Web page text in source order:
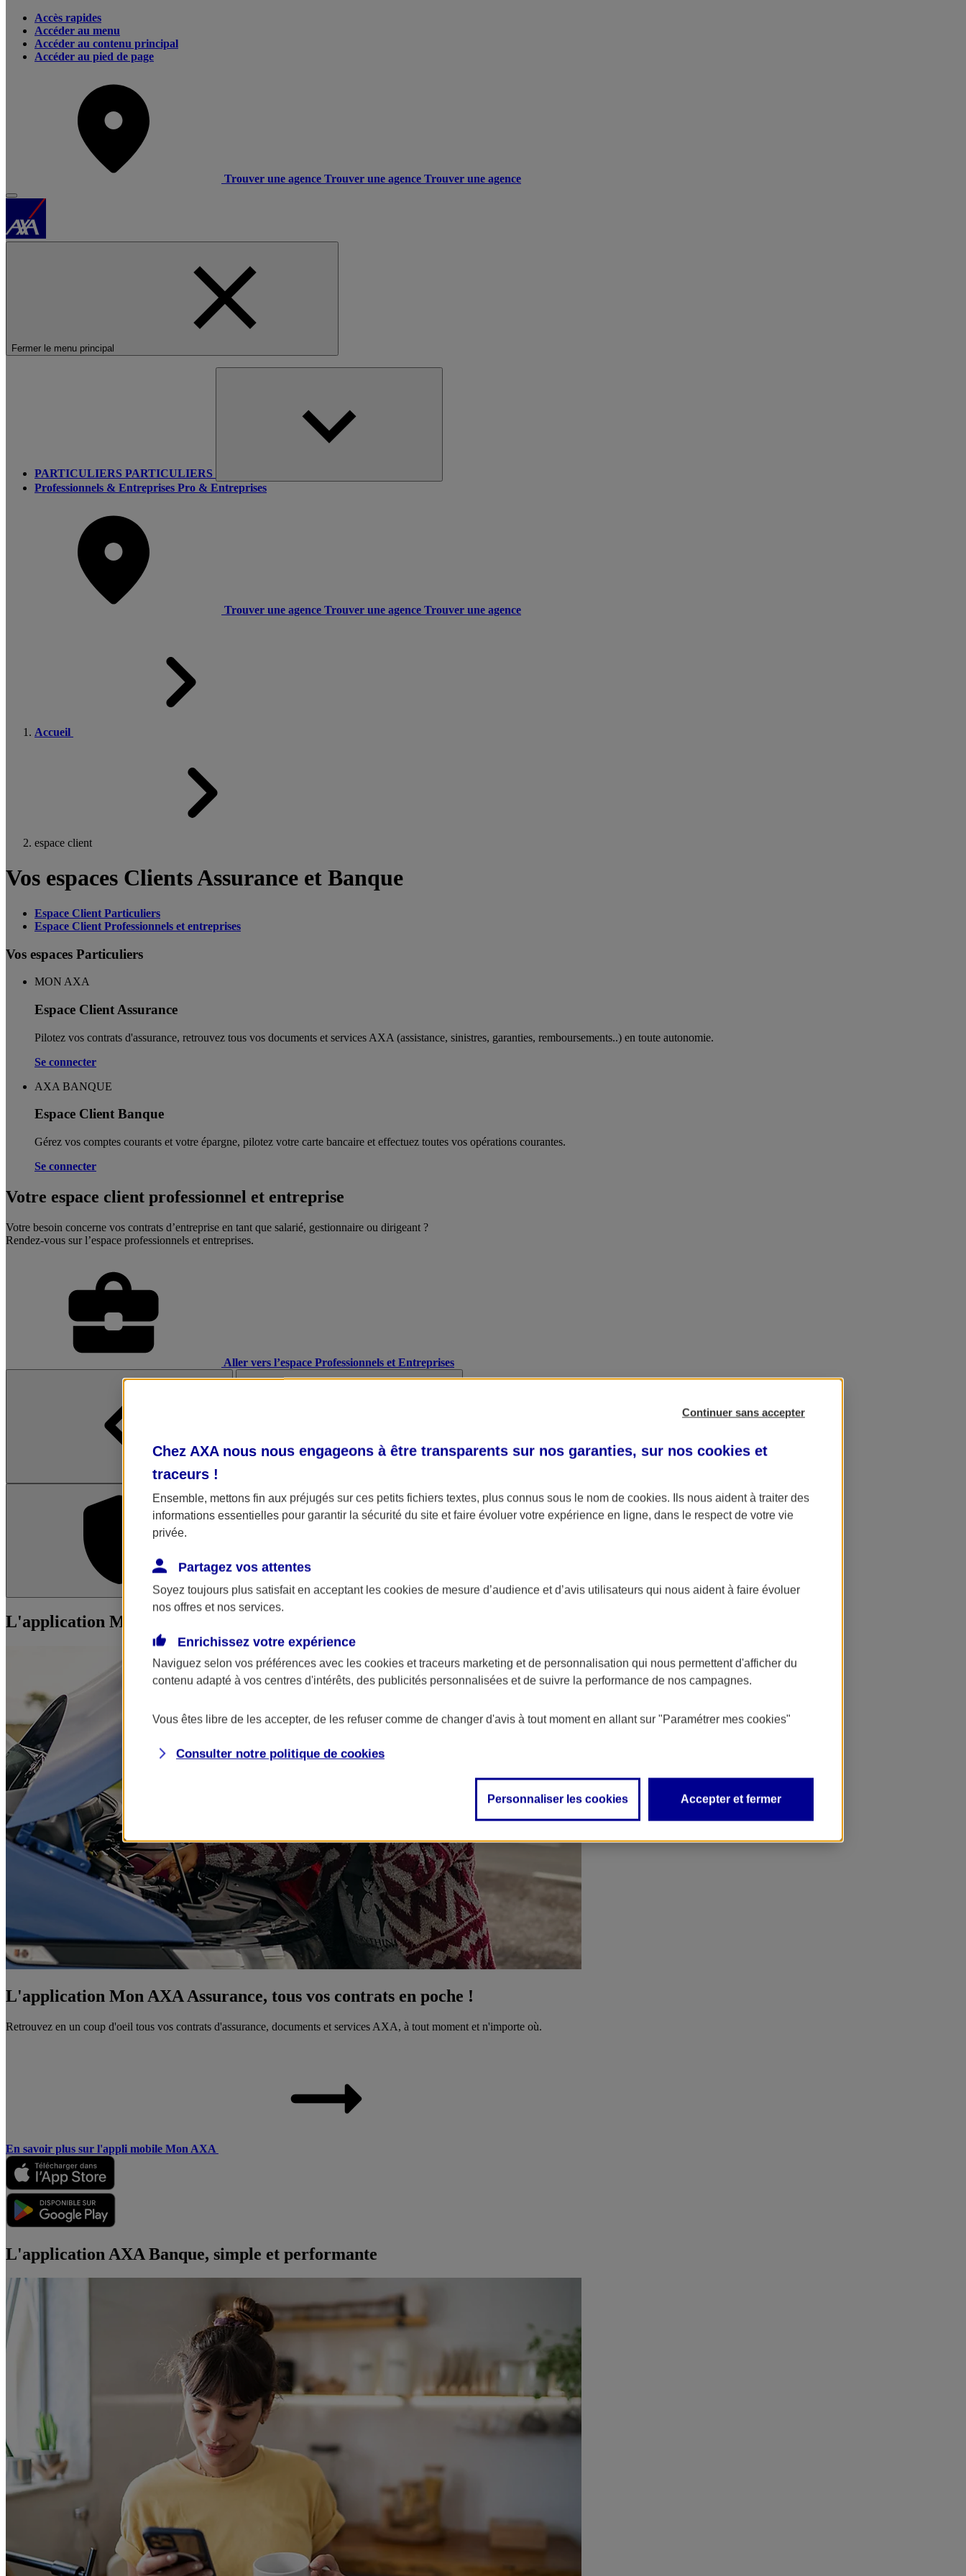
Accès rapides
Accéder au menu
Accéder au contenu principal
Accéder au pied de page
Trouver une agence Trouver une agence Trouver une agence
Fermer le menu principal
PARTICULIERS PARTICULIERS
Professionnels & Entreprises Pro & Entreprises
Trouver une agence Trouver une agence Trouver une agence
Accueil
espace client
Vos espaces Clients Assurance et Banque
Espace Client Particuliers
Espace Client Professionnels et entreprises
Vos espaces Particuliers
MON AXA
Espace Client Assurance
Pilotez vos contrats d'assurance, retrouvez tous vos documents et services AXA (assistance, sinistres, garanties, remboursements..) en toute autonomie. ​
Se connecter
AXA BANQUE
Espace Client Banque
Gérez vos comptes courants et votre épargne, pilotez votre carte bancaire et effectuez toutes vos opérations courantes.
Se connecter
Votre espace client professionnel et entreprise
Votre besoin concerne vos contrats d’entreprise en tant que salarié, gestionnaire ou dirigeant ?
Rendez-vous sur l’espace professionnels et entreprises.
Aller vers l’espace Professionnels et Entreprises
L'application Mon AXA Assurance L'application AXA Banque
L'application Mon AXA Assurance, tous vos contrats en poche !
L'application Mon AXA Assurance, tous vos contrats en poche !
Retrouvez en un coup d'oeil tous vos contrats d'assurance, documents et services AXA, à tout moment et n'importe où.
En savoir plus sur l'appli mobile Mon AXA
L'application AXA Banque, simple et performante
Continuer sans accepter
Chez AXA nous nous engageons à être transparents sur nos garanties, sur nos cookies et
traceurs !
Ensemble, mettons fin aux préjugés sur ces petits fichiers textes, plus connus sous le nom de cookies. Ils nous aident à traiter des
informations essentielles pour garantir la sécurité du site et faire évoluer votre expérience en ligne, dans le respect de votre vie
privée.
Partagez vos attentes
Soyez toujours plus satisfait en acceptant les cookies de mesure d’audience et d’avis utilisateurs qui nous aident à faire évoluer
nos offres et nos services.
Enrichissez votre expérience
Naviguez selon vos préférences avec les cookies et traceurs marketing et de personnalisation qui nous permettent d'afficher du
contenu adapté à vos centres d'intérêts, des publicités personnalisées et de suivre la performance de nos campagnes.
Vous êtes libre de les accepter, de les refuser comme de changer d'avis à tout moment en allant sur "Paramétrer mes cookies"
Consulter notre politique de cookies
Personnaliser les cookies Accepter et fermer